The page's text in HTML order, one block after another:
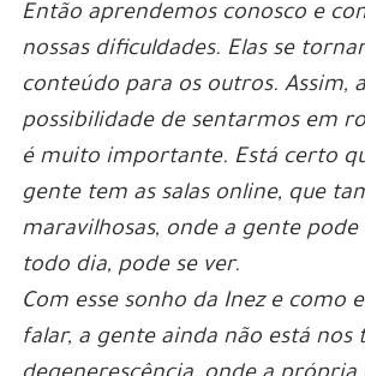
Então aprendemos conosco e
nossas dificuldades. Elas se
conteúdo para os outros. Assim,
possibilidade de sentarmos em
é muito importante. Está certo
gente tem as salas online, que
maravilhosas, onde a gente pode
todo dia, pode se ver.
Com esse sonho da Inez e como
falar, a gente ainda não está nos